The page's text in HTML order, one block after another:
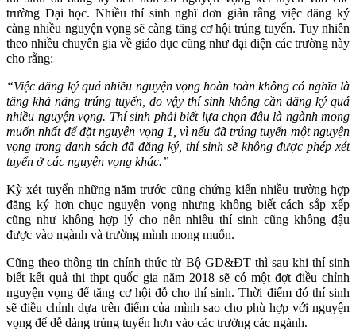
trường Đại học. Nhiều thí sinh nghĩ đơn giản rằng việc đăng ký
càng nhiều nguyện vọng sẽ càng tăng cơ hội trúng tuyển. Tuy nhiên
theo nhiều chuyên gia về giáo dục cũng như đại diện các trường này
cho rằng:
“Việc đăng ký quá nhiều nguyện vọng hoàn toàn không có nghĩa là
tăng khả năng trúng tuyển, do vậy thí sinh không cần đăng ký quá
nhiều nguyện vọng. Thí sinh phải biết lựa chọn đâu là ngành mong
muốn nhất để đặt nguyện vọng 1, vì nếu đã trúng tuyển một nguyện
vọng trong danh sách đã đăng ký, thí sinh sẽ không được phép xét
tuyển ở các nguyện vọng khác.”
Kỳ xét tuyển những năm trước cũng chứng kiến nhiều trường hợp
đăng ký hơn chục nguyện vọng nhưng không biết cách sắp xếp
cũng như không hợp lý cho nên nhiều thí sinh cũng không đậu
được vào ngành và trường mình mong muốn.
Cũng theo thông tin chính thức từ Bộ GD&ĐT thì sau khi thí sinh
biết kết quả thi thpt quốc gia năm 2018 sẽ có một đợt điều chỉnh
nguyện vọng để tăng cơ hội đỗ cho thí sinh. Thời điểm đó thí sinh
sẽ điều chỉnh dựa trên điểm của mình sao cho phù hợp với nguyện
vọng để dễ dàng trúng tuyển hơn vào các trường các ngành.